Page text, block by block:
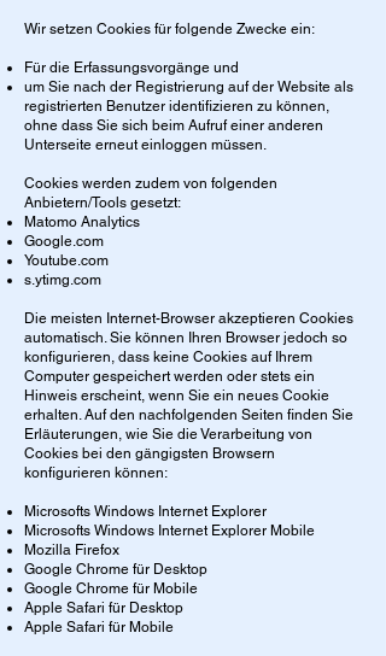
Wir setzen Cookies für folgende Zwecke ein:
Für die Erfassungsvorgänge und
um Sie nach der Registrierung auf der Website als
registrierten Benutzer identifizieren zu können,
ohne dass Sie sich beim Aufruf einer anderen
Unterseite erneut einloggen müssen.
Cookies werden zudem von folgenden
Anbietern/Tools gesetzt:
Matomo Analytics
Google.com
Youtube.com
s.ytimg.com
Die meisten Internet-Browser akzeptieren Cookies
automatisch. Sie können Ihren Browser jedoch so
konfigurieren, dass keine Cookies auf Ihrem
Computer gespeichert werden oder stets ein
Hinweis erscheint, wenn Sie ein neues Cookie
erhalten. Auf den nachfolgenden Seiten finden Sie
Erläuterungen, wie Sie die Verarbeitung von
Cookies bei den gängigsten Browsern
konfigurieren können:
Microsofts Windows Internet Explorer
Microsofts Windows Internet Explorer Mobile
Mozilla Firefox
Google Chrome für Desktop
Google Chrome für Mobile
Apple Safari für Desktop
Apple Safari für Mobile